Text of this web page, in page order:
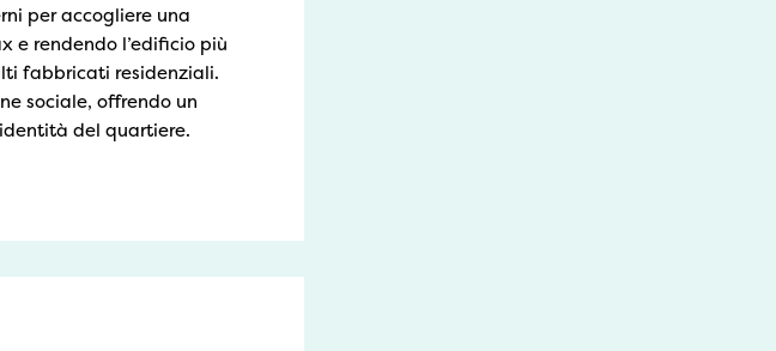
per accogliere una
e rendendo l’edificio più
fabbricati residenziali.
sociale, offrendo un
del quartiere.